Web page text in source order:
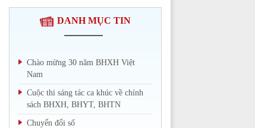
DANH MỤC TIN
Chào mừng 30 năm BHXH Việt
Nam
Cuộc thi sáng tác ca khúc về chính
sách BHXH, BHYT, BHTN
Chuyển đổi số